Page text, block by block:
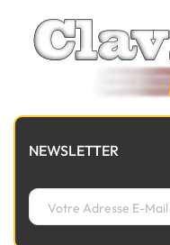
NEWSLETTER